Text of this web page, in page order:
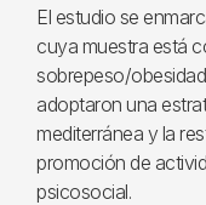
El estudio se
cuya muestra está
sobrepeso/
adoptaron una
mediterránea y la
promoción de
psicosocial.